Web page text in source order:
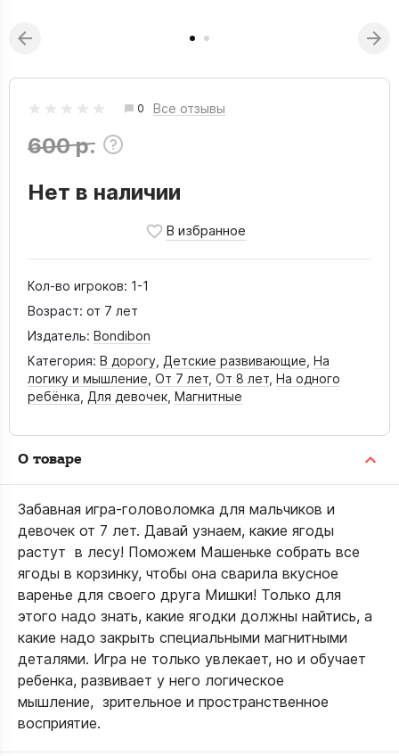
0 Все отзывы
600 р.
Нет в наличии
Кол-во игроков: 1-1
Возраст: от 7 лет
Издатель: Bondibon
Категория: В дорогу Детские развивающие На
логику и мышление От 7 лет От 8 лет На одного
ребёнка Для девочек Магнитные
О товаре
Забавная игра-головоломка для мальчиков и
девочек от 7 лет. Давай узнаем, какие ягоды
растут в лесу! Поможем Машеньке собрать все
ягоды в корзинку, чтобы она сварила вкусное
варенье для своего друга Мишки! Только для
этого надо знать, какие ягодки должны найтись, а
какие надо закрыть специальными магнитными
деталями. Игра не только увлекает, но и обучает
ребенка, развивает у него логическое
мышление, зрительное и пространственное
восприятие.